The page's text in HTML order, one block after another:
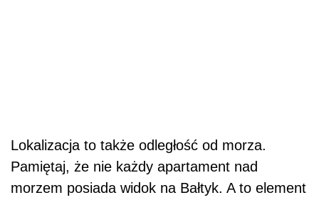
Lokalizacja to także odległość od morza.
Pamiętaj, że nie każdy apartament nad
morzem posiada widok na Bałtyk. A to element